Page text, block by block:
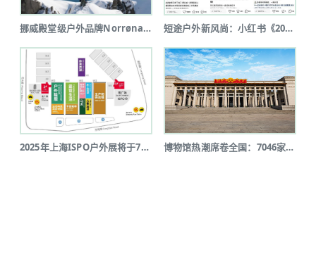
挪威殿堂级户外品牌Norrøna北京... 短途户外新风尚：小红书《2025上半...
2025年上海ISPO户外展将于7月... 博物馆热潮席卷全国：7046家博物馆...